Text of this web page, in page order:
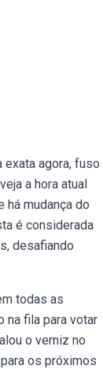
exata agora, fuso
a hora atual
há mudança do
é considerada
desafiando
todas as
na fila para votar
o verniz no
os próximos